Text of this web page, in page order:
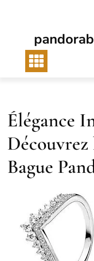
Élégance
Bague